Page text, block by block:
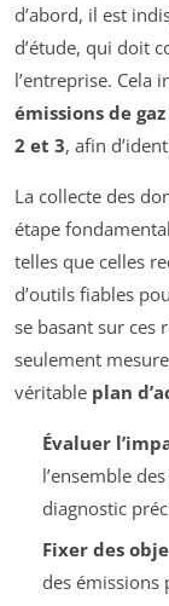
d’abord, il est
d’étude, qui doit
l’entreprise. Cela
émissions de
2 et 3, afin
La collecte des
étape
telles que celles
d’outils fiables
se basant sur ces
seulement
véritable plan
Évaluer
l’ensemble
diagnostic
Fixer des
des émissions